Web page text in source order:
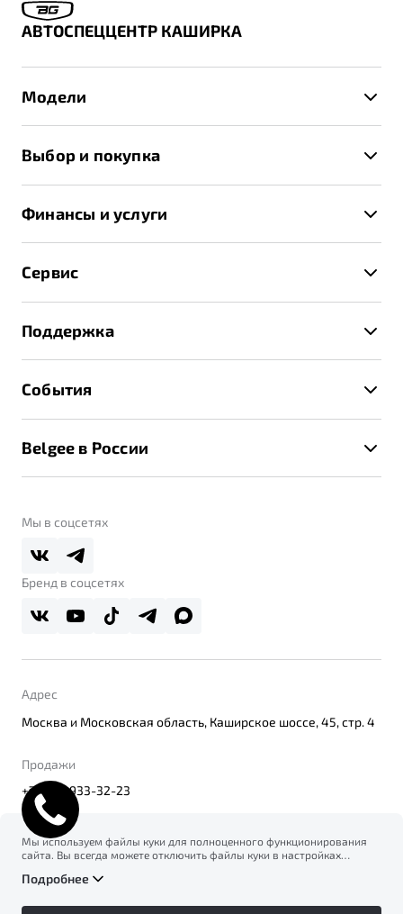
АВТОСПЕЦЦЕНТР КАШИРКА
Модели
X70
Выбор и покупка
Записаться на тест-драйв
Получить предложение
Финансы и услуги
Страхование
Расчет КАСКО
Сервис
Техническое обслуживание
Калькулятор ТО
Поддержка
Помощь на дорогах
Belgee Линк
Belgee Плюс
Реферальная программа
События
Belgee в России
О дилерском центре
Правовая информация
Мы в соцсетях
Бренд в соцсетях
Адрес
Москва и Московская область, Каширское шоссе, 45, стр. 4
Продажи
+7(495) 933-32-23
© 2026
Политика конфиденциальности персональных данных
Мы используем файлы куки для полноценного функционирования
сайта. Вы всегда можете отключить файлы куки в настройках
на сбор и использование файлов куки, и подтверждаете
возможной блокировке файлов куки вПолитике
Подробнее